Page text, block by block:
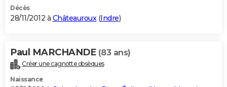
Décès
28/11/2012 à Châteauroux(Indre)
Paul MARCHANDE (83 ans)
Créer une cagnotte obsèques
Naissance